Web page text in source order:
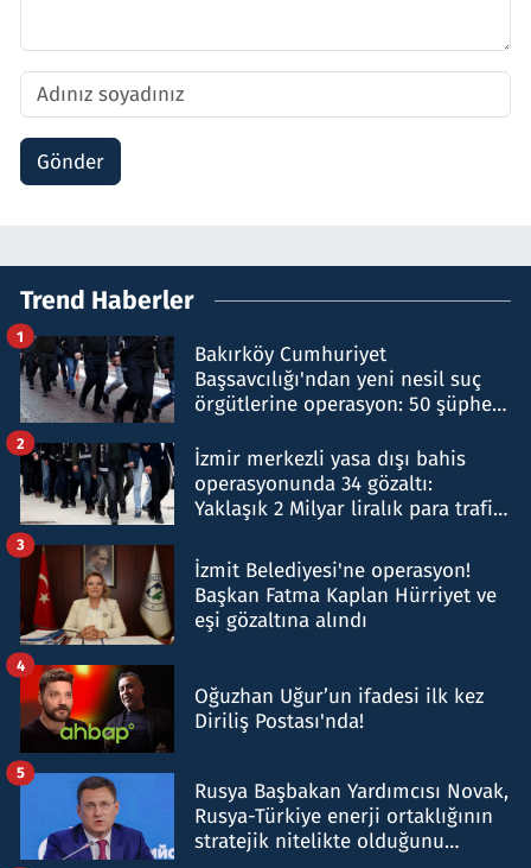
Gönder
Trend Haberler
Bakırköy Cumhuriyet
Başsavcılığı'ndan yeni nesil suç
örgütlerine operasyon: 50 şüpheli
1
İzmir merkezli yasa dışı bahis
operasyonunda 34 gözaltı:
Yaklaşık 2 Milyar liralık para trafiği
2
İzmit Belediyesi'ne operasyon!
Başkan Fatma Kaplan Hürriyet ve
eşi gözaltına alındı
3
Oğuzhan Uğur’un ifadesi ilk kez
Diriliş Postası'nda!
4
Rusya Başbakan Yardımcısı Novak,
Rusya-Türkiye enerji ortaklığının
stratejik nitelikte olduğunu
5